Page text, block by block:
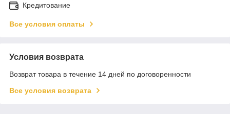
Кредитование
Все условия оплаты
Условия возврата
Возврат товара в течение 14 дней по договоренности
Все условия возврата